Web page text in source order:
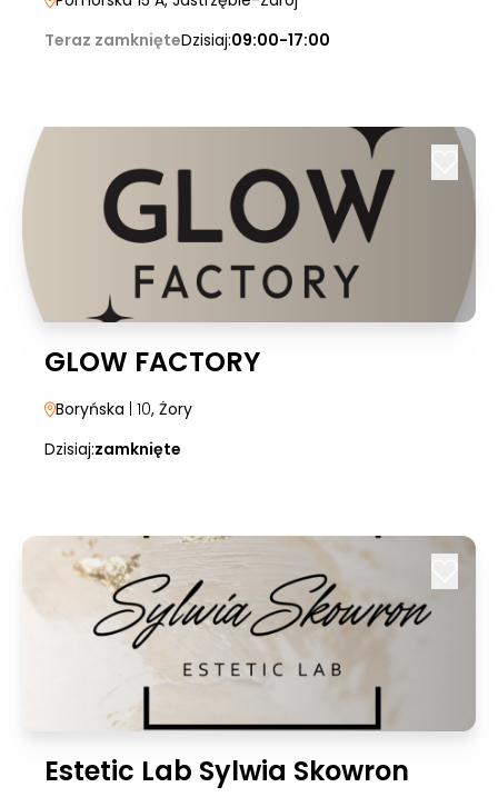
Teraz zamknięteDzisiaj:09:00-17:00
GLOW FACTORY
Boryńska | 10, Żory
Dzisiaj:zamknięte
Estetic Lab Sylwia Skowron